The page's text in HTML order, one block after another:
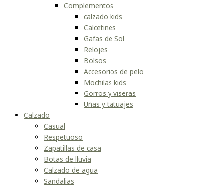
Complementos
calzado kids
Calcetines
Gafas de Sol
Relojes
Bolsos
Accesorios de pelo
Mochilas kids
Gorros y viseras
Uñas y tatuajes
Calzado
Casual
Respetuoso
Zapatillas de casa
Botas de lluvia
Calzado de agua
Sandalias